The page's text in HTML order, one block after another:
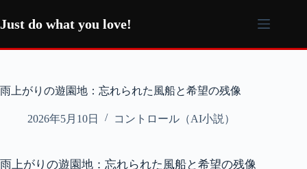
ン
ン
ス
Just do what you love!
雨上がりの遊園地：忘れられた風船と希望の残像
2026年5月10日 コントロール（AI小説）
雨上がりの遊園地：忘れられた風船と希望の残像